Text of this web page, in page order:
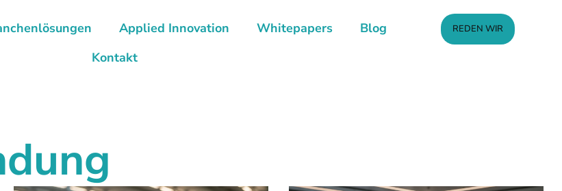
Applied Innovation Whitepapers
Blog
Kontakt
REDEN WIR